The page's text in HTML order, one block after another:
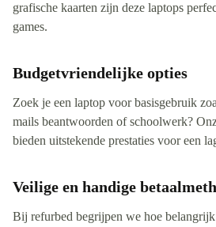
grafische kaarten zijn deze laptops
games.
Budgetvriendelijke opties
Zoek je een laptop voor basisgebruik
mails beantwoorden of schoolwerk?
bieden uitstekende prestaties voor een
Veilige en handige
Bij refurbed begrijpen we hoe